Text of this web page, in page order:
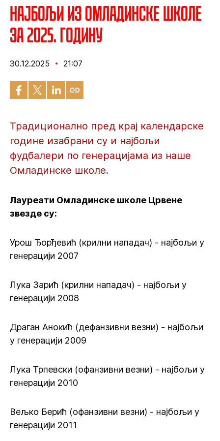
Најбољи из Омладинске школе
за 2025. годину
30.12.2025 21:07
Традиционално пред крај календарске
године изабрани су и најбољи
фудбалери по генерацијама из наше
Омладинске школе.
Лауреати Омладинске школе Црвене
звезде су:
Урош Ђорђевић (крилни нападач) - најбољи у
генерацији 2007
Лука Зарић (крилни нападач) - најбољи у
генерацији 2008
Драган Анокић (дефанзивни везни) - најбољи
у генерацији 2009
Лука Трпевски (офанзивни везни) - најбољи у
генерацији 2010
Вељко Берић (офанзивни везни) - најбољи у
генерацији 2011